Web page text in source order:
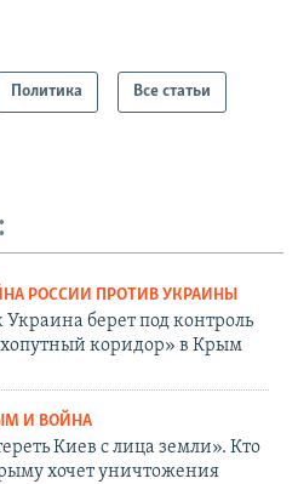
Политика Все статьи
РОССИИ ПРОТИВ УКРАИНЫ
Украина берет под контроль
коридор» в Крым
И ВОЙНА
Киев с лица земли». Кто
хочет уничтожения